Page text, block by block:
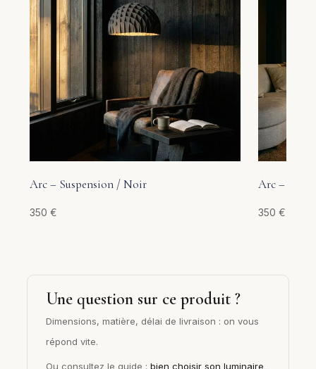
Arc – Suspension / Noir
350€
Arc –
350 €
Une question sur ce produit ?
Dimensions, matière, délai de livraison : on vous
répond vite.
Ou consultez le guide :bien choisir son luminaire